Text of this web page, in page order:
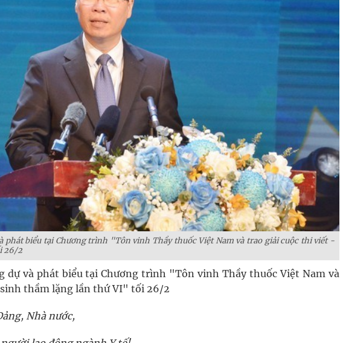
phát biểu tại Chương trình "Tôn vinh Thầy thuốc Việt Nam và trao giải cuộc thi viết -
26/2
dự và phát biểu tại Chương trình "Tôn vinh Thầy thuốc Việt Nam và
thầm lặng lần thứ VI" tối 26/2
Nhà nước,